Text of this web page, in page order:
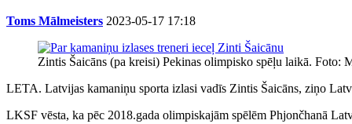
Toms Mālmeisters 2023-05-17 17:18
Zintis Šaicāns (pa kreisi) Pekinas olimpisko spēļu laikā. Foto:
LETA. Latvijas kamaniņu sporta izlasi vadīs Zintis Šaicāns, ziņo
LKSF vēsta, ka pēc 2018.gada olimpiskajām spēlēm Phjončhanā